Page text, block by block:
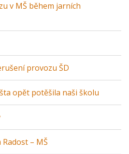
v MŠ během jarních
provozu ŠD
opět potěšila naši školu
– MŠ